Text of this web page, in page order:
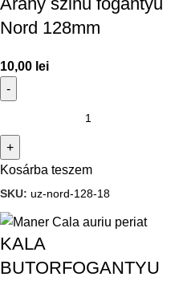
Nord 128mm
10,00 lei
Kosárba teszem
SKU: uz-nord-128-18
KALA
BUTORFOGANTYU